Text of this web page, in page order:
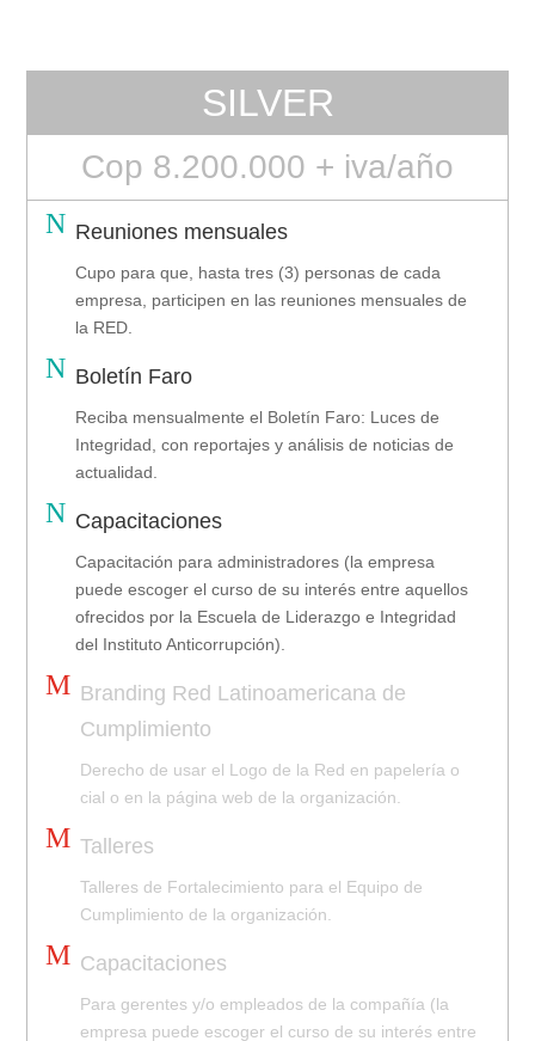
SILVER
Cop 8.200.000 + iva/año
N Reuniones mensuales
Cupo para que, hasta tres (3) personas de cada
empresa, participen en las reuniones mensuales de
la RED.
N Boletín Faro
Reciba mensualmente el Boletín Faro: Luces de
Integridad, con reportajes y análisis de noticias de
actualidad.
N Capacitaciones
Capacitación para administradores (la empresa
puede escoger el curso de su interés entre aquellos
ofrecidos por la Escuela de Liderazgo e Integridad
del Instituto Anticorrupción).
M Branding Red Latinoamericana de
Cumplimiento
Derecho de usar el Logo de la Red en papelería o
cial o en la página web de la organización.
M Talleres
Talleres de Fortalecimiento para el Equipo de
Cumplimiento de la organización.
M Capacitaciones
Para gerentes y/o empleados de la compañía (la
empresa puede escoger el curso de su interés entre